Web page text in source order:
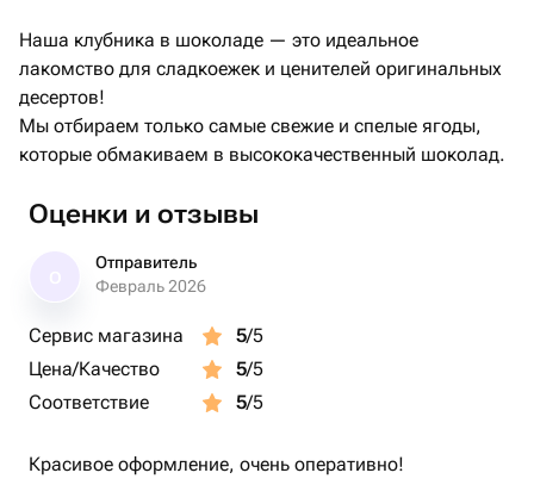
Перед употреблением подержать при комнатной
температуре 15 минут.
Наша клубника в шоколаде — это идеальное
лакомство для сладкоежек и ценителей оригинальных
десертов!
Мы отбираем только самые свежие и спелые ягоды,
которые обмакиваем в высококачественный шоколад.
Оценки и отзывы
Отправитель
Февраль 2026
Сервис магазина 5/5
Цена/Качество
5/5
Соответствие
5/5
Красивое оформление, очень оперативно!